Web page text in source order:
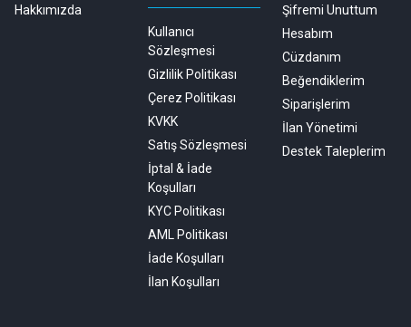
Hakkımızda
Kullanıcı
Sözleşmesi
Gizlilik Politikası
Çerez Politikası
KVKK
Satış Sözleşmesi
İptal & İade
Koşulları
KYC Politikası
AML Politikası
İade Koşulları
İlan Koşulları
Şifremi Unuttum
Hesabım
Cüzdanım
Beğendiklerim
Siparişlerim
İlan Yönetimi
Destek Taleplerim